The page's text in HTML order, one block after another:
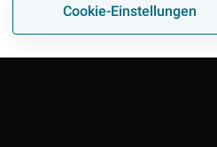
Cookie-Einstellungen